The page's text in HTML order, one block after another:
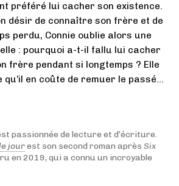
préféré lui cacher son existence.
désir de connaître son frère et de
perdu, Connie oublie alors une
: pourquoi a-t-il fallu lui cacher
frère pendant si longtemps ? Elle
qu’il en coûte de remuer le passé…
passionnée de lecture et d’écriture.
jourest son second roman après Six
en 2019, qui a connu un incroyable